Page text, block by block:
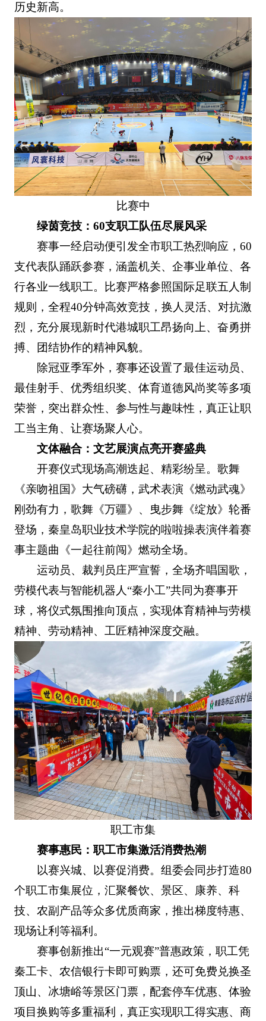
历史新高。
比赛中
绿茵竞技：60支职工队伍尽展风采
赛事一经启动便引发全市职工热烈响应，60
支代表队踊跃参赛，涵盖机关、企事业单位、各
行各业一线职工。比赛严格参照国际足联五人制
规则，全程40分钟高效竞技，换人灵活、对抗激
烈，充分展现新时代港城职工昂扬向上、奋勇拼
搏、团结协作的精神风貌。
除冠亚季军外，赛事还设置了最佳运动员、
最佳射手、优秀组织奖、体育道德风尚奖等多项
荣誉，突出群众性、参与性与趣味性，真正让职
工当主角、让赛场聚人心。
文体融合：文艺展演点亮开赛盛典
开赛仪式现场高潮迭起、精彩纷呈。歌舞
《亲吻祖国》大气磅礴，武术表演《燃动武魂》
刚劲有力，歌舞《万疆》、曳步舞《绽放》轮番
登场，秦皇岛职业技术学院的啦啦操表演伴着赛
事主题曲《一起往前闯》燃动全场。
运动员、裁判员庄严宣誓，全场齐唱国歌，
劳模代表与智能机器人“秦小工”共同为赛事开
球，将仪式氛围推向顶点，实现体育精神与劳模
精神、劳动精神、工匠精神深度交融。
职工市集
赛事惠民：职工市集激活消费热潮
以赛兴城、以赛促消费。组委会同步打造80
个职工市集展位，汇聚餐饮、景区、康养、科
技、农副产品等众多优质商家，推出梯度特惠、
现场让利等福利。
赛事创新推出“一元观赛”普惠政策，职工凭
秦工卡、农信银行卡即可购票，还可免费兑换圣
顶山、冰塘峪等景区门票，配套停车优惠、体验
项目换购等多重福利，真正实现职工得实惠、商